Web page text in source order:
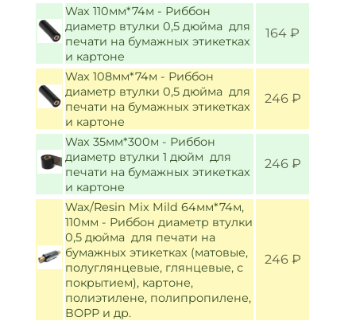
Wax 110мм*74м - Риббон
диаметр втулки 0,5 дюйма для
печати на бумажных этикетках
и картоне
164 ₽
Wax 108мм*74м - Риббон
диаметр втулки 0,5 дюйма для
печати на бумажных этикетках
и картоне
246 ₽
Wax 35мм*300м - Риббон
диаметр втулки 1 дюйм для
печати на бумажных этикетках
и картоне
246 ₽
Wax/Resin Mix Mild 64мм*74м,
110мм - Риббон диаметр втулки
0,5 дюйма для печати на
бумажных этикетках (матовые,
полуглянцевые, глянцевые, с
покрытием), картоне,
полиэтилене, полипропилене,
ВОРР и др.
246 ₽